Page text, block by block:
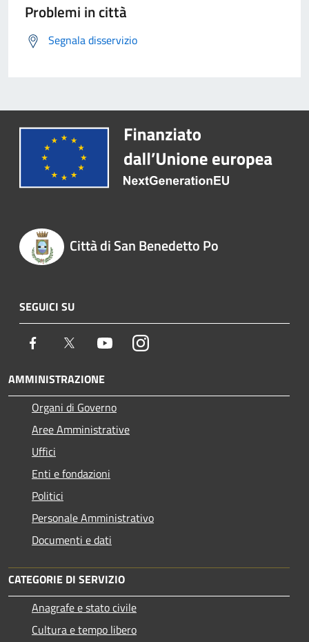
Problemi in città
Segnala disservizio
Città di San Benedetto Po
SEGUICI SU
Facebook Twitter YoutubeInstagram
AMMINISTRAZIONE
Organi di Governo
Aree Amministrative
Uffici
Enti e fondazioni
Politici
Personale Amministrativo
Documenti e dati
CATEGORIE DI SERVIZIO
Anagrafe e stato civile
Cultura e tempo libero